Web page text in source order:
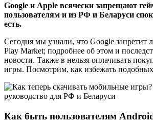
Google и Apple всячески запрещают
пользователям и из РФ и Беларуси
есть.
Сегодня мы узнали, что Google запретит
Play Market; подробнее об этом и
новости. Также в нельзя оплачивать
игры. Посмотрим, как избежать
Как быть пользователям